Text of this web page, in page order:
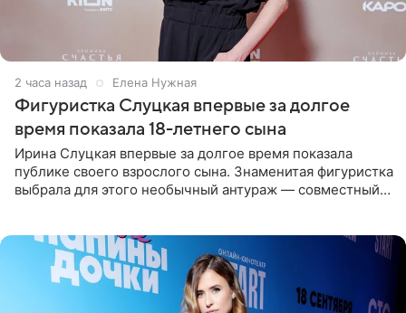
2 часа назад Елена Нужная
Фигуристка Слуцкая впервые за долгое
время показала 18-летнего сына
Ирина Слуцкая впервые за долгое время показала
публике своего взрослого сына. Знаменитая фигуристка
выбрала для этого необычный антураж — совместный